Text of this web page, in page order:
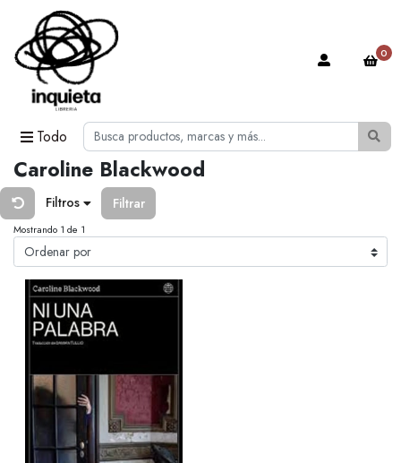
Todo
0
Caroline Blackwood
Filtros Filtrar
Mostrando 1 de 1